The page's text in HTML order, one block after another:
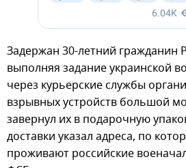
Задержан 30-летний гражданин
выполняя задание украинской
через курьерские службы
взрывных устройств большой
завернул их в подарочную
доставки указал адреса, по
проживают российские